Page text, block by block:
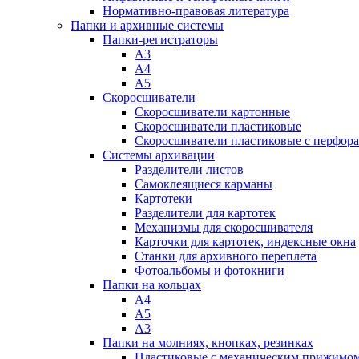
Нормативно-правовая литература
Папки и архивные системы
Папки-регистраторы
А3
А4
А5
Скоросшиватели
Скоросшиватели картонные
Скоросшиватели пластиковые
Скоросшиватели пластиковые с
Системы архивации
Разделители листов
Самоклеящиеся карманы
Картотеки
Разделители для картотек
Механизмы для скоросшивателя
Карточки для картотек, индексные окна
Станки для архивного переплета
Фотоальбомы и фотокниги
Папки на кольцах
А4
А5
А3
Папки на молниях, кнопках, резинках